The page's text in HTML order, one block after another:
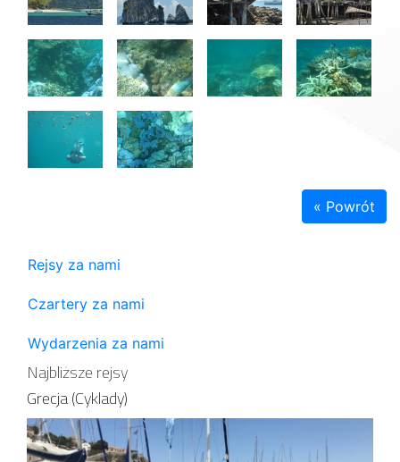
« Powrót
Rejsy za nami
Czartery za nami
Wydarzenia za nami
Najbliższe rejsy
Grecja (Cyklady)